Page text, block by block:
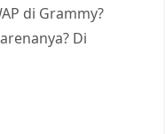
di Grammy?
Di